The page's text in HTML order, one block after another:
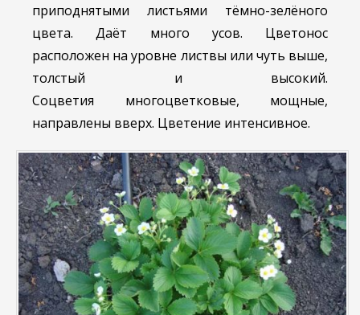
приподнятыми листьями тёмно-зелёного
цвета. Даёт много усов. Цветонос
расположен на уровне листвы или чуть выше,
толстый и высокий.
Соцветия многоцветковые, мощные,
направлены вверх. Цветение интенсивное.